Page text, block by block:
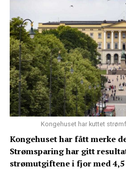
Kongehuset har kuttet
Kongehuset har fått merke
Strømsparing har gitt
strømutgiftene i fjor med